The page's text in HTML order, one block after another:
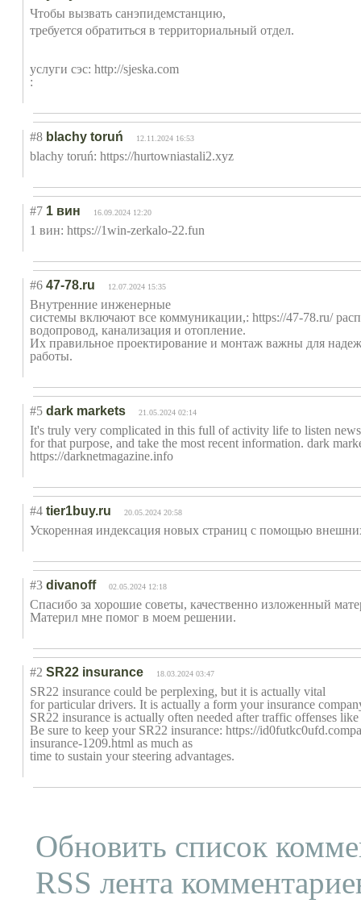
Чтобы вызвать санэпидемстанцию,
требуется обратиться в территориальный отдел.
услуги сэс: http://sjeska.com
:
#8 blachy toruń 12.11.2024 16:53
blachy toruń: https://hurtowniastali2.xyz
#7 1 вин 16.09.2024 12:20
1 вин: https://1win-zerkalo-22.fun
#6 47-78.ru 12.07.2024 15:35
Внутренние инженерные
системы включают все коммуникации,: https://47-78.ru/
водопровод, канализация и отопление.
Их правильное проектирование и монтаж важны для
работы.
#5 dark markets 21.05.2024 02:14
It's truly very complicated in this full of activity life to listen
for that purpose, and take the most recent information. dark
https://darknetmagazine.info
#4 tier1buy.ru 20.05.2024 20:58
Ускоренная индексация новых страниц с помощью
#3 divanoff 02.05.2024 12:18
Спасибо за хорошие советы, качественно изложенный
Материл мне помог в моем решении.
#2 SR22 insurance 18.03.2024 03:47
SR22 insurance could be perplexing, but it is actually vital
for particular drivers. It is actually a form your insurance
SR22 insurance is actually often needed after traffic offenses
Be sure to keep your SR22 insurance: https://
insurance-1209.html as much as
time to sustain your steering advantages.
Обновить список
RSS лента